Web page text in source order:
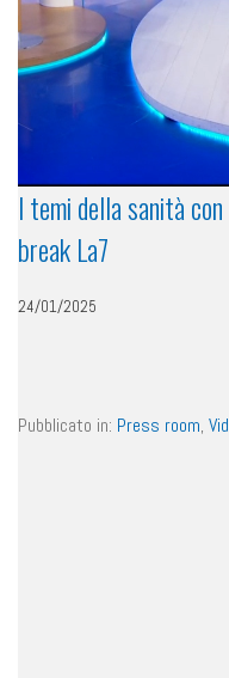
I temi della sanità
break La7
24/01/2025
Pubblicato in: Press room,